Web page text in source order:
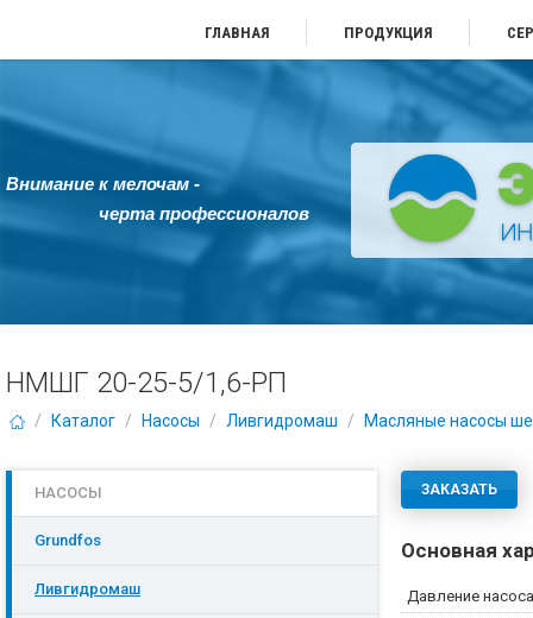
ГЛАВНАЯ ПРОДУКЦИЯ
Внимание к мелочам -
черта профессионалов
НМШГ 20-25-5/1,6-РП
/ Каталог / Насосы / Ливгидромаш / Масляные насосы
ЗАКАЗАТЬ
Основная
Давление
НАСОСЫ
Grundfos
Ливгидромаш